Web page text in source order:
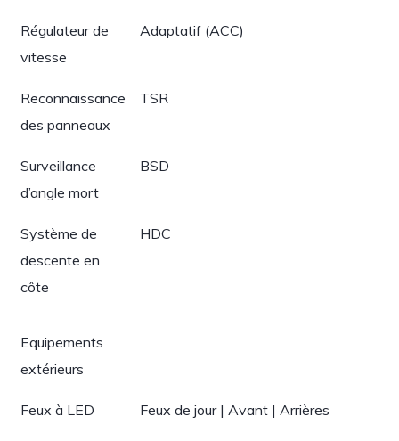
Régulateur de
vitesse
Adaptatif (ACC)
Reconnaissance
des panneaux
TSR
Surveillance
d’angle mort
BSD
Système de
descente en
côte
HDC
Equipements
extérieurs
Feux à LED Feux de jour | Avant | Arrières